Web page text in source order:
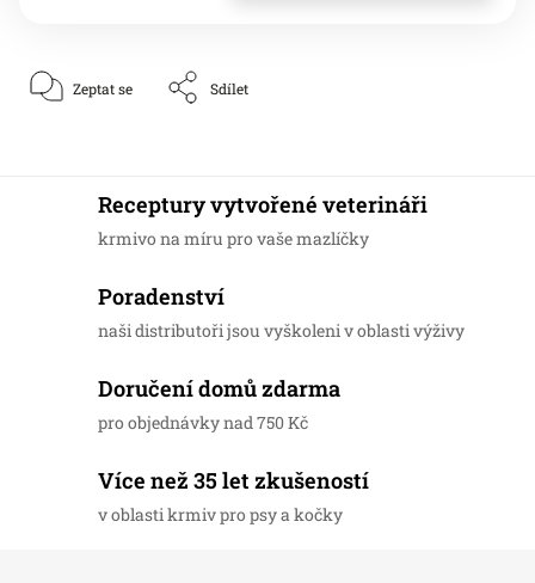
Zeptat se Sdílet
Receptury vytvořené veterináři
krmivo na míru pro vaše mazlíčky
Poradenství
naši distributoři jsou vyškoleni v oblasti výživy
Doručení domů zdarma
pro objednávky nad 750 Kč
Více než 35 let zkušeností
v oblasti krmiv pro psy a kočky